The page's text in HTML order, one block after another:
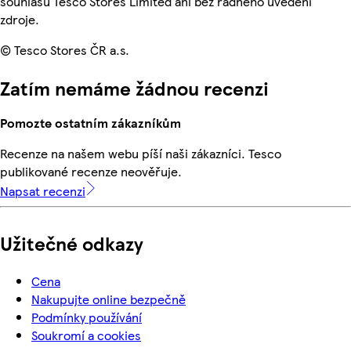
zdroje.
© Tesco Stores ČR a.s.
Zatím nemáme žádnou recenzi
Pomozte ostatním zákazníkům
Recenze na našem webu píší naši zákazníci. Tesco
publikované recenze neověřuje.
Napsat recenzi
Užitečné odkazy
Cena
Nakupujte online bezpečně
Podmínky používání
Soukromí a cookies